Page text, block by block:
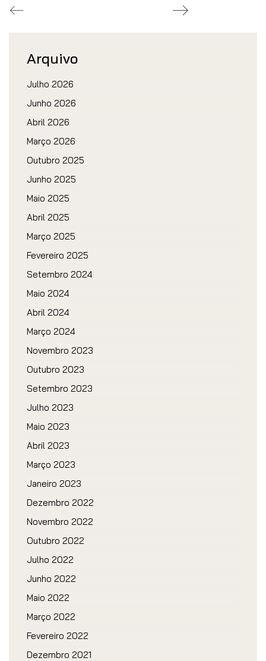
Arquivo
Julho 2026
Junho 2026
Abril 2026
Março 2026
Outubro 2025
Junho 2025
Maio 2025
Abril 2025
Março 2025
Fevereiro 2025
Setembro 2024
Maio 2024
Abril 2024
Março 2024
Novembro 2023
Outubro 2023
Setembro 2023
Julho 2023
Maio 2023
Abril 2023
Março 2023
Janeiro 2023
Dezembro 2022
Novembro 2022
Outubro 2022
Julho 2022
Junho 2022
Maio 2022
Março 2022
Fevereiro 2022
Dezembro 2021